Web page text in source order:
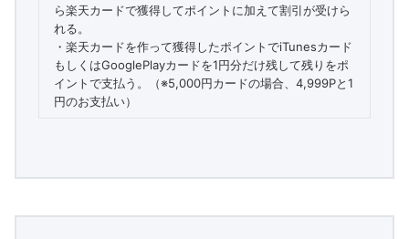
ら楽天カードで獲得してポイントに加えて割引が受けら
れる。
・楽天カードを作って獲得したポイントでiTunesカード
もしくはGooglePlayカードを1円分だけ残して残りをポ
イントで支払う。（※5,000円カードの場合、4,999Pと1
円のお支払い）